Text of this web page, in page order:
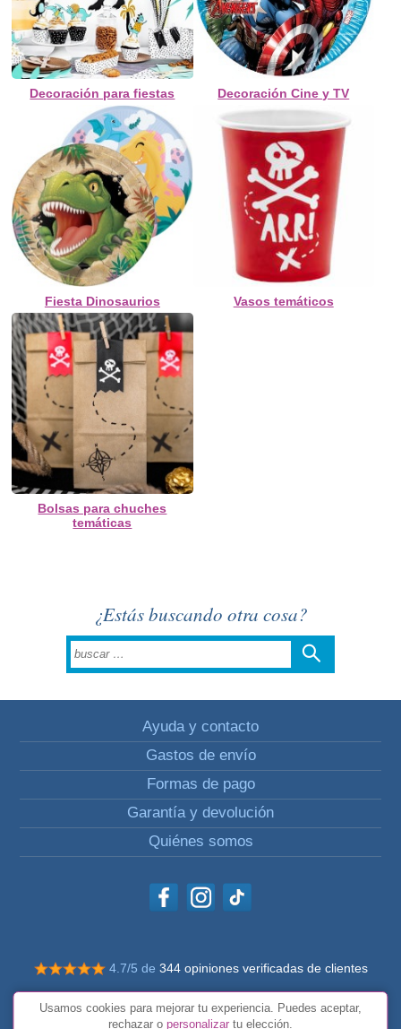
Decoración para fiestas Decoración Cine y TV
Fiesta Dinosaurios Vasos temáticos
Bolsas para chuches
temáticas
¿Estás buscando otra cosa?
Ayuda y contacto
Gastos de envío
Formas de pago
Garantía y devolución
Quiénes somos
4.7/5 de 344 opiniones verificadas de clientes
© Todos los derechos reservados Impulsivos
Condiciones generales
Usamos cookies para mejorar tu experiencia. Puedes aceptar,
rechazar o personalizar tu elección.